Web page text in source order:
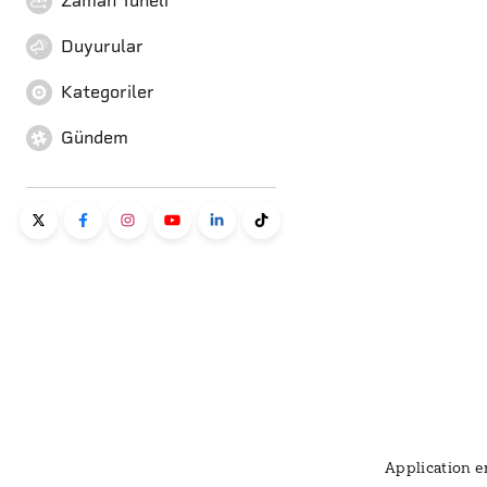
Duyurular
Kategoriler
Gündem
Application